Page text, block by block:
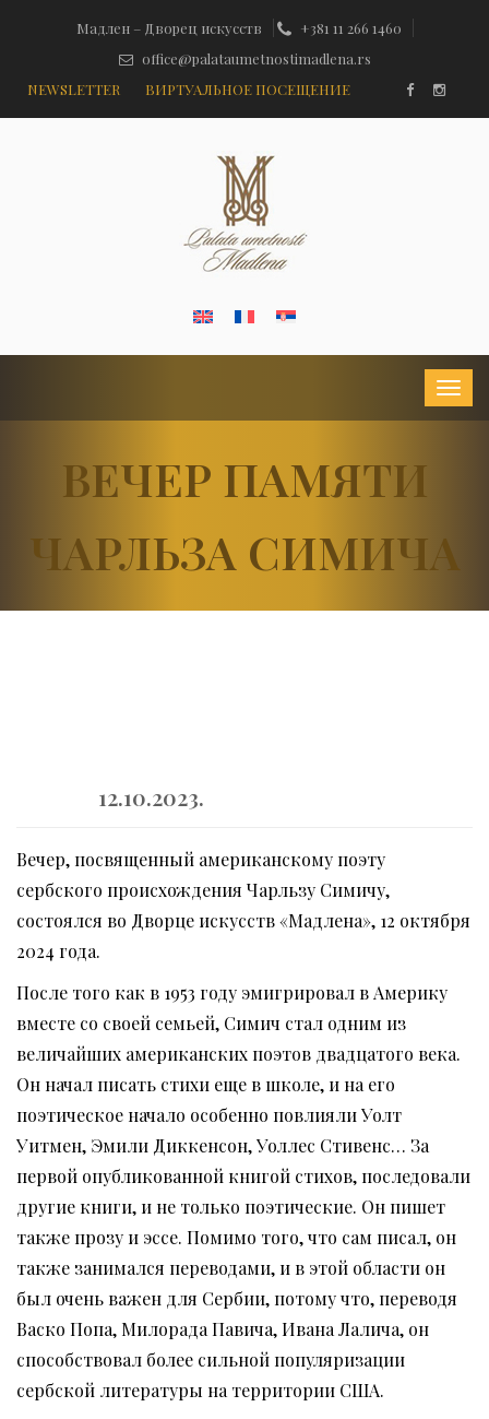
Мадлен – Дворец искусств
+381 11 266 1460
office@palataumetnostimadlena.rs
NEWSLETTER
ВИРТУАЛЬНОЕ ПОСЕЩЕНИЕ
ВЕЧЕР ПАМЯТИ
ЧАРЛЬЗА СИМИЧА
12.10.2023.
Вечер, посвященный американскому поэту
сербского происхождения Чарльзу Симичу,
состоялся во Дворце искусств «Мадлена», 12 октября
2024 года.
После того как в 1953 году эмигрировал в Америку
вместе со своей семьей, Симич стал одним из
величайших американских поэтов двадцатого века.
Он начал писать стихи еще в школе, и на его
поэтическое начало особенно повлияли Уолт
Уитмен, Эмили Диккенсон, Уоллес Стивенс… За
первой опубликованной книгой стихов, последовали
другие книги, и не только поэтические. Он пишет
также прозу и эссе. Помимо того, что сам писал, он
также занимался переводами, и в этой области он
был очень важен для Сербии, потому что, переводя
Васко Попа, Милорада Павича, Ивана Лалича, он
способствовал более сильной популяризации
сербской литературы на территории США.